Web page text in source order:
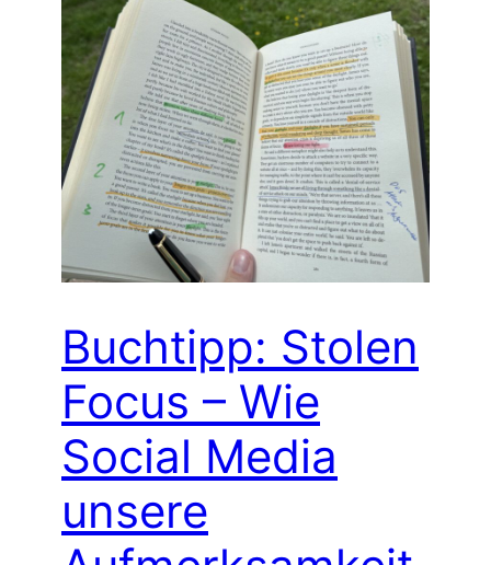
Buchtipp: Stolen
Focus – Wie
Social Media
unsere